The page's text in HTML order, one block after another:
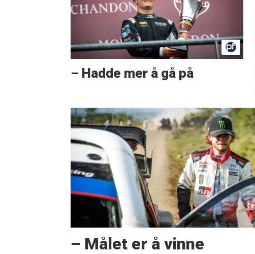
– Hadde mer å gå på
– Målet er å vinne